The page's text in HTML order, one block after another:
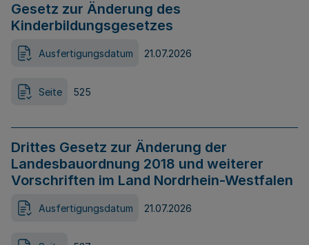
Gesetz zur Änderung des
Kinderbildungsgesetzes
Ausfertigungsdatum 21.07.2026
Seite 525
Drittes Gesetz zur Änderung der
Landesbauordnung 2018 und weiterer
Vorschriften im Land Nordrhein-Westfalen
Ausfertigungsdatum 21.07.2026